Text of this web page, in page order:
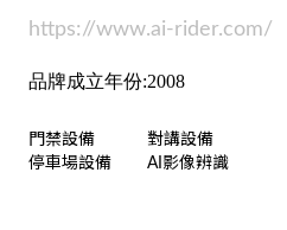
https://www.ai-rider.com/
品牌成立年份:2008
門禁設備
對講設備
停車場設備
AI影像辨識